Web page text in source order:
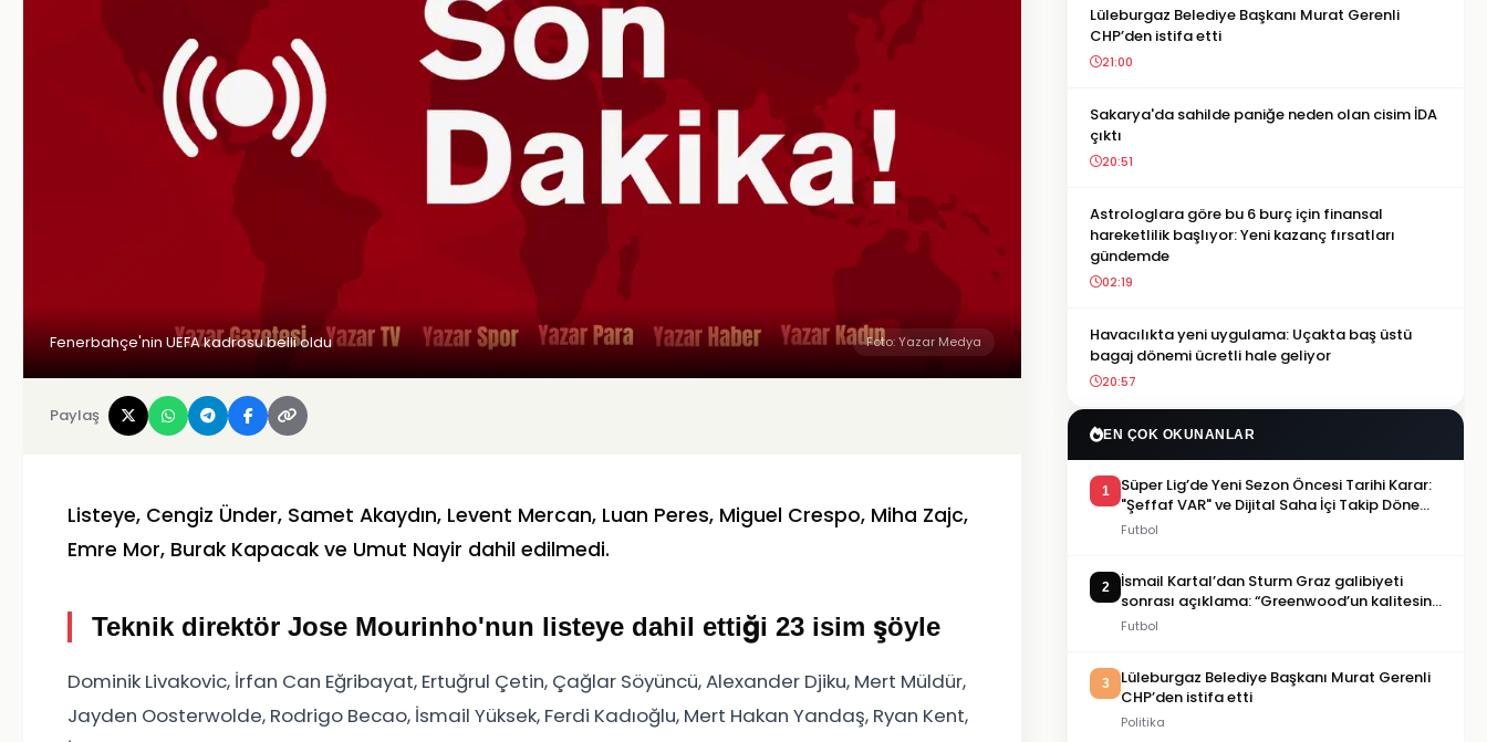
Fenerbahçe'nin UEFA kadrosu belli oldu Foto: Yazar Medya
Paylaş
Listeye, Cengiz Ünder, Samet Akaydın, Levent Mercan, Luan Peres, Miguel Crespo, Miha Zajc,
Emre Mor, Burak Kapacak ve Umut Nayir dahil edilmedi.
Teknik direktör Jose Mourinho'nun listeye dahil ettiği 23 isim şöyle
Dominik Livakovic, İrfan Can Eğribayat, Ertuğrul Çetin, Çağlar Söyüncü, Alexander Djiku, Mert Müldür,
Jayden Oosterwolde, Rodrigo Becao, İsmail Yüksek, Ferdi Kadıoğlu, Mert Hakan Yandaş, Ryan Kent,
Lüleburgaz Belediye Başkanı Murat Gerenli
CHP’den istifa etti
21:00
Sakarya'da sahilde paniğe neden olan cisim İDA
çıktı
20:51
Astrologlara göre bu 6 burç için finansal
hareketlilik başlıyor: Yeni kazanç fırsatları
gündemde
02:19
Havacılıkta yeni uygulama: Uçakta baş üstü
bagaj dönemi ücretli hale geliyor
20:57
EN ÇOK OKUNANLAR
1
Süper Lig’de Yeni Sezon Öncesi Tarihi Karar:
"Şeffaf VAR" ve Dijital Saha İçi Takip Dönemi
Başlıyor!
Futbol
2
İsmail Kartal’dan Sturm Graz galibiyeti
sonrası açıklama: “Greenwood’un kalitesini
tartışmaya gerek yok”
Futbol
3
Lüleburgaz Belediye Başkanı Murat Gerenli
CHP’den istifa etti
Politika